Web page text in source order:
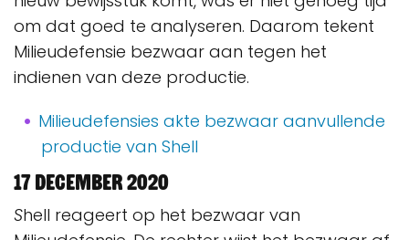
om dat goed te analyseren. Daarom tekent
Milieudefensie bezwaar aan tegen het
indienen van deze productie.
Milieudefensies akte bezwaar aanvullende
productie van Shell
17 december 2020
Shell reageert op het bezwaar van